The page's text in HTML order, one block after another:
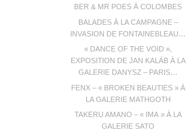
BER & MR POES À COLOMBES
BALADES À LA CAMPAGNE –
INVASION DE FONTAINEBLEAU…
« DANCE OF THE VOID »,
EXPOSITION DE JAN KALÁB À LA
GALERIE DANYSZ – PARIS…
FENX – « BROKEN BEAUTIES » À
LA GALERIE MATHGOTH
TAKERU AMANO – « IMA » À LA
GALERIE SATO